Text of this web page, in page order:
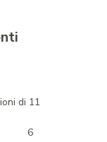
di 11
6